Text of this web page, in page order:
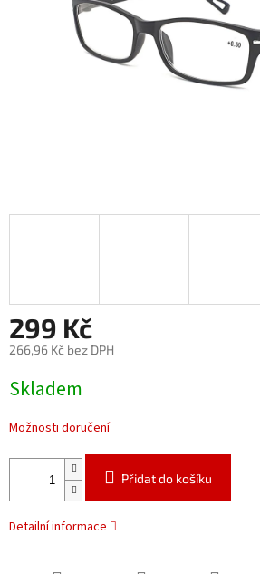
299 Kč
266,96 Kč bez DPH
cena:
Skladem
Možnosti doručení
Přidat do košíku
Detailní informace